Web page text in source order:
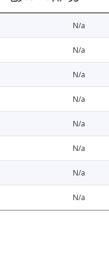
N/a
N/a
N/a
N/a
N/a
N/a
N/a
N/a